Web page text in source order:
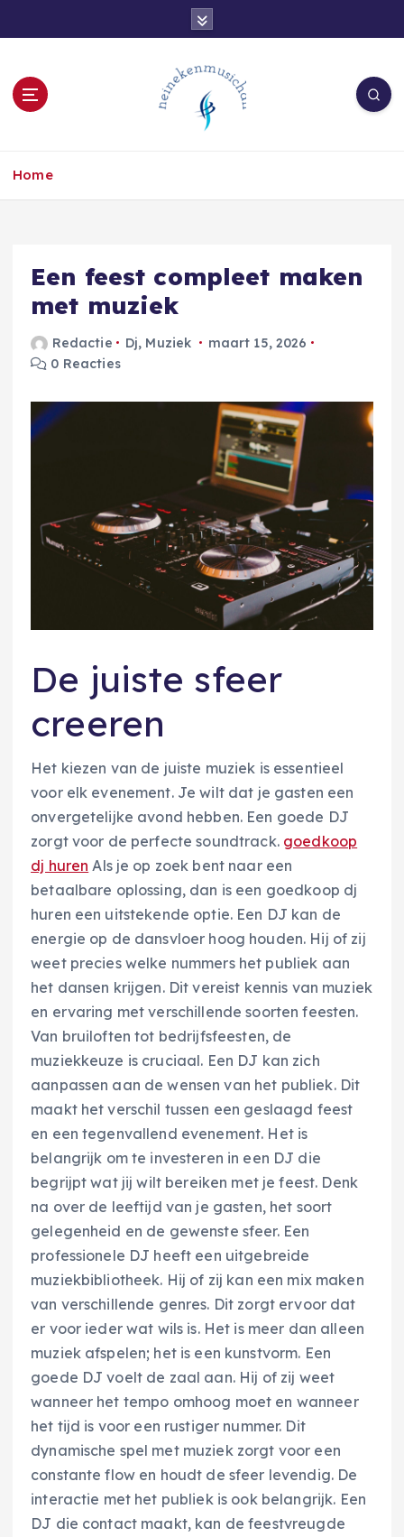
n
Home
Een feest compleet maken
met muziek
Redactie Dj, Muziek
maart 15, 2026
0 Reacties
De juiste sfeer
creeren
Het kiezen van de juiste muziek is essentieel
voor elk evenement. Je wilt dat je gasten een
onvergetelijke avond hebben. Een goede DJ
zorgt voor de perfecte soundtrack. goedkoop
dj huren Als je op zoek bent naar een
betaalbare oplossing, dan is een goedkoop dj
huren een uitstekende optie. Een DJ kan de
energie op de dansvloer hoog houden. Hij of zij
weet precies welke nummers het publiek aan
het dansen krijgen. Dit vereist kennis van muziek
en ervaring met verschillende soorten feesten.
Van bruiloften tot bedrijfsfeesten, de
muziekkeuze is cruciaal. Een DJ kan zich
aanpassen aan de wensen van het publiek. Dit
maakt het verschil tussen een geslaagd feest
en een tegenvallend evenement. Het is
belangrijk om te investeren in een DJ die
begrijpt wat jij wilt bereiken met je feest. Denk
na over de leeftijd van je gasten, het soort
gelegenheid en de gewenste sfeer. Een
professionele DJ heeft een uitgebreide
muziekbibliotheek. Hij of zij kan een mix maken
van verschillende genres. Dit zorgt ervoor dat
er voor ieder wat wils is. Het is meer dan alleen
muziek afspelen; het is een kunstvorm. Een
goede DJ voelt de zaal aan. Hij of zij weet
wanneer het tempo omhoog moet en wanneer
het tijd is voor een rustiger nummer. Dit
dynamische spel met muziek zorgt voor een
constante flow en houdt de sfeer levendig. De
interactie met het publiek is ook belangrijk. Een
DJ die contact maakt, kan de feestvreugde